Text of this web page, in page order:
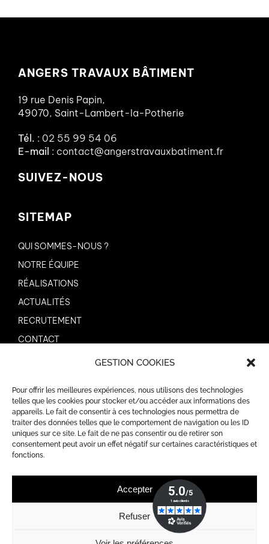
GESTION COOKIES
Pour offrir les meilleures expériences, nous utilisons des technologies
telles que les cookies pour stocker et/ou accéder aux informations des
appareils. Le fait de consentir à ces technologies nous permettra de
traiter des données telles que le comportement de navigation ou les ID
uniques sur ce site. Le fait de ne pas consentir ou de retirer son
consentement peut avoir un effet négatif sur certaines caractéristiques et
fonctions.
Accepter
Refuser
ANGERS TRAVAUX BÂTIMENT
19 rue Denis Papin,
49070, Saint-Lambert-la-Potherie
Tél. : 02 55 99 54 06
E-mail : contact@angerstravauxbatiment.fr
SUIVEZ-NOUS
SITEMAP
QUI SOMMES-NOUS ?
NOTRE ÉQUIPE
RÉALISATIONS
ACTUALITÉS
RECRUTEMENT
CONTACT
MENTIONS LÉGALES
POLITIQUE DE CONFIDENTIALITÉ
POLITIQUE DE COOKIES (UE)
RGE QUALIBAT